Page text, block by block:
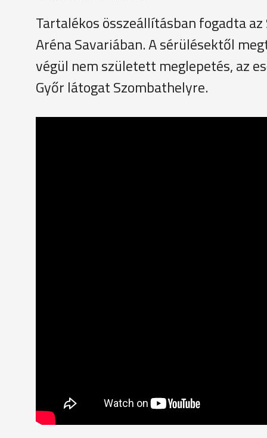
Tartalékos összeállításban fogadta
Aréna Savariában. A sérülésektől
végül nem született meglepetés, az
Győr látogat Szombathelyre.